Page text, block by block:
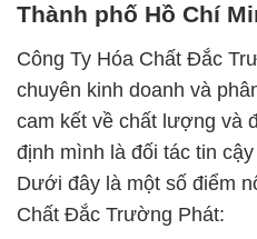
Thành phố Hồ Chí
Công Ty Hóa Chất Đắc
chuyên kinh doanh và
cam kết về chất lượng và
định mình là đối tác tin
Dưới đây là một số điểm
Chất Đắc Trường Phát: